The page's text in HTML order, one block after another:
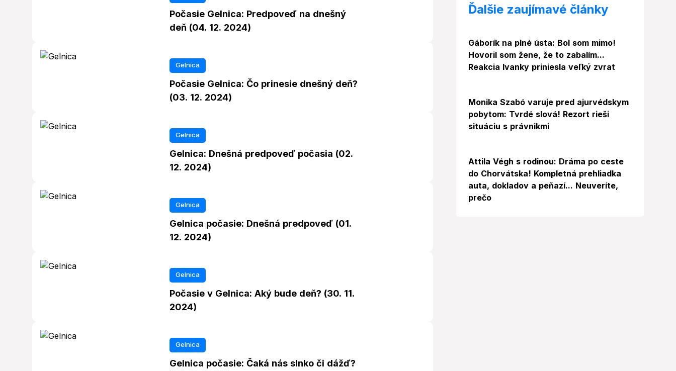
Počasie Gelnica: Predpoveď na dnešný
deň (04. 12. 2024)
Gelnica
Počasie Gelnica: Čo prinesie dnešný deň?
(03. 12. 2024)
Gelnica
Gelnica: Dnešná predpoveď počasia (02.
12. 2024)
Gelnica
Gelnica počasie: Dnešná predpoveď (01.
12. 2024)
Gelnica
Počasie v Gelnica: Aký bude deň? (30. 11.
2024)
Gelnica
Gelnica počasie: Čaká nás slnko či dážď?
Ďalšie zaujímavé články
Gáborík na plné ústa: Bol som mimo!
Hovoril som žene, že to zabalím...
Reakcia Ivanky priniesla veľký zvrat
Video
Monika Szabó varuje pred ajurvédskym
pobytom: Tvrdé slová! Rezort rieši
situáciu s právnikmi
Video Foto
Attila Végh s rodinou: Dráma po ceste
do Chorvátska! Kompletná prehliadka
auta, dokladov a peňazí... Neuveríte,
prečo